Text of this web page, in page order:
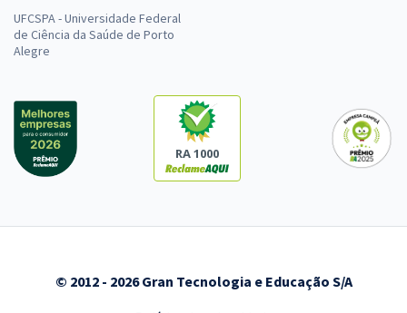
UFCSPA - Universidade Federal
de Ciência da Saúde de Porto
Alegre
RA 1000
© 2012 - 2026 Gran Tecnologia e Educação S/A